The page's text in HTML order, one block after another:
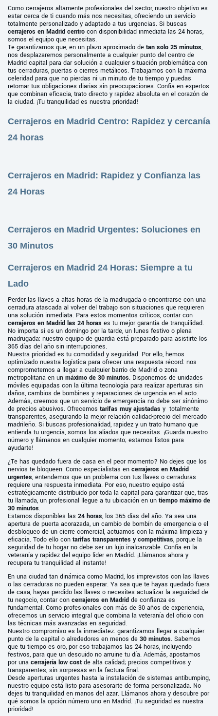
Como cerrajeros altamente profesionales del sector, nuestro objetivo es
estar cerca de ti cuando más nos necesitas, ofreciendo un servicio
totalmente personalizado y adaptado a tus urgencias. Si buscas
cerrajeros en Madrid centro con disponibilidad inmediata las 24 horas,
somos el equipo que necesitas.
Te garantizamos que, en un plazo aproximado de tan solo 25 minutos,
nos desplazaremos personalmente a cualquier punto del centro de
Madrid capital para dar solución a cualquier situación problemática con
tus cerraduras, puertas o cierres metálicos. Trabajamos con la máxima
celeridad para que no pierdas ni un minuto de tu tiempo y puedas
retomar tus obligaciones diarias sin preocupaciones. Confía en expertos
que combinan eficacia, trato directo y rapidez absoluta en el corazón de
la ciudad. ¡Tu tranquilidad es nuestra prioridad!
Cerrajeros en Madrid Centro: Rapidez y cercanía
24 horas
Cerrajeros en Madrid: Rapidez y Confianza las
24 Horas
Cerrajeros en Madrid Urgentes: Soluciones en
30 Minutos
Cerrajeros en Madrid 24 Horas: Siempre a tu
Lado
Perder las llaves a altas horas de la madrugada o encontrarse con una
cerradura atascada al volver del trabajo son situaciones que requieren
una solución inmediata. Para estos momentos críticos, contar con
cerrajeros en Madrid las 24 horas es tu mejor garantía de tranquilidad.
No importa si es un domingo por la tarde, un lunes festivo o plena
madrugada; nuestro equipo de guardia está preparado para asistirte los
365 días del año sin interrupciones.
Nuestra prioridad es tu comodidad y seguridad. Por ello, hemos
optimizado nuestra logística para ofrecer una respuesta récord: nos
comprometemos a llegar a cualquier barrio de Madrid o zona
metropolitana en un máximo de 30 minutos. Disponemos de unidades
móviles equipadas con la última tecnología para realizar aperturas sin
daños, cambios de bombines y reparaciones de urgencia en el acto.
Además, creemos que un servicio de emergencia no debe ser sinónimo
de precios abusivos. Ofrecemos tarifas muy ajustadas y totalmente
transparentes, asegurando la mejor relación calidad-precio del mercado
madrileño. Si buscas profesionalidad, rapidez y un trato humano que
entienda tu urgencia, somos los aliados que necesitas. ¡Guarda nuestro
número y llámanos en cualquier momento; estamos listos para
ayudarte!
¿Te has quedado fuera de casa en el peor momento? No dejes que los
nervios te bloqueen. Como especialistas en cerrajeros en Madrid
urgentes, entendemos que un problema con tus llaves o cerraduras
requiere una respuesta inmediata. Por eso, nuestro equipo está
estratégicamente distribuido por toda la capital para garantizar que, tras
tu llamada, un profesional llegue a tu ubicación en un tiempo máximo de
30 minutos.
Estamos disponibles las 24 horas, los 365 días del año. Ya sea una
apertura de puerta acorazada, un cambio de bombín de emergencia o el
desbloqueo de un cierre comercial, actuamos con la máxima limpieza y
eficacia. Todo ello con tarifas transparentes y competitivas, porque la
seguridad de tu hogar no debe ser un lujo inalcanzable. Confía en la
veteranía y rapidez del equipo líder en Madrid. ¡Llámanos ahora y
recupera tu tranquilidad al instante!
En una ciudad tan dinámica como Madrid, los imprevistos con las llaves
o las cerraduras no pueden esperar. Ya sea que te hayas quedado fuera
de casa, hayas perdido las llaves o necesites actualizar la seguridad de
tu negocio, contar con cerrajeros en Madrid de confianza es
fundamental. Como profesionales con más de 30 años de experiencia,
ofrecemos un servicio integral que combina la veteranía del oficio con
las técnicas más avanzadas en seguridad.
Nuestro compromiso es la inmediatez: garantizamos llegar a cualquier
punto de la capital o alrededores en menos de 30 minutos. Sabemos
que tu tiempo es oro, por eso trabajamos las 24 horas, incluyendo
festivos, para que un descuido no arruine tu día. Además, apostamos
por una cerrajería low cost de alta calidad; precios competitivos y
transparentes, sin sorpresas en la factura final.
Desde aperturas urgentes hasta la instalación de sistemas antibumping,
nuestro equipo está listo para asesorarte de forma personalizada. No
dejes tu tranquilidad en manos del azar. Llámanos ahora y descubre por
qué somos la opción número uno en Madrid. ¡Tu seguridad es nuestra
prioridad!